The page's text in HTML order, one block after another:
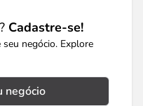
Cadastre-se!
negócio. Explore
negócio